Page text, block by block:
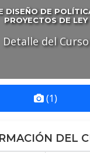
DISEÑO DE
PROYECTOS DE LEY
Detalle del Curso
(1)
DEL